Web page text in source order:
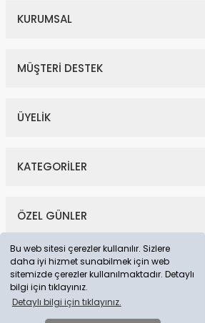
Bu web sitesi çerezler kullanılır. Sizlere
daha iyi hizmet sunabilmek için web
sitemizde çerezler kullanılmaktadır. Detaylı
bilgi için tıklayınız.
Detaylı bilgi için tıklayınız.
KURUMSAL
MÜŞTERİ DESTEK
ÜYELİK
KATEGORİLER
ÖZEL GÜNLER
© Tüm Hakları Saklıdır. Kredi kartı